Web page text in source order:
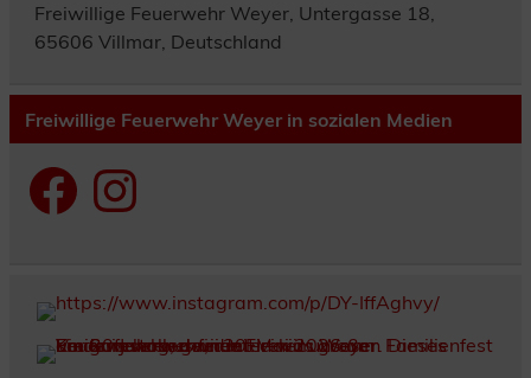
Freiwillige Feuerwehr Weyer, Untergasse 18,
65606 Villmar, Deutschland
Freiwillige Feuerwehr Weyer in sozialen Medien
FacebookInstagram